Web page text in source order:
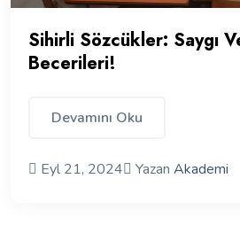
Sihirli Sözcükler: Saygı
Becerileri!
Devamını Oku
Eyl 21, 2024 Yazan Akademi